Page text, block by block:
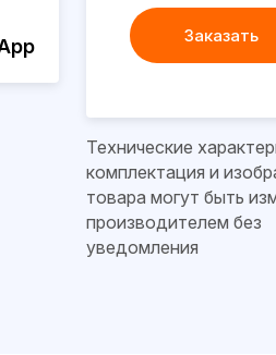
Заказать
Технические
комплектация и
товара могут быть
производителем без
уведомления